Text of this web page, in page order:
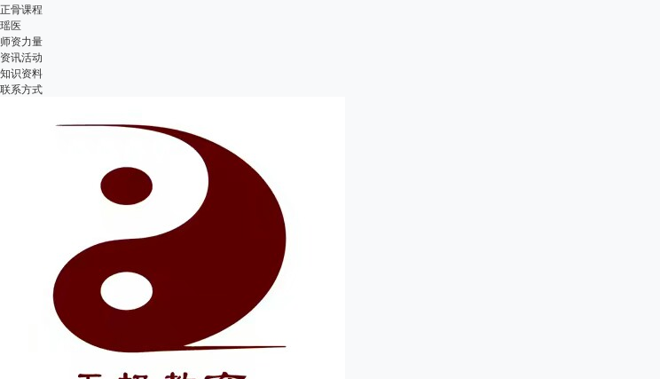
正骨课程
瑶医
师资力量
资讯活动
知识资料
联系方式